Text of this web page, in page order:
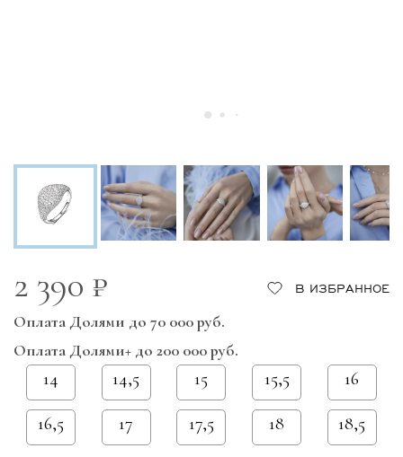
2 390 ₽ В ИЗБРАННОЕ
Оплата Долями до 70 000 руб.
Оплата Долями+ до 200 000 руб.
14 14,5 15 15,5 16
16,5 17 17,5 18 18,5